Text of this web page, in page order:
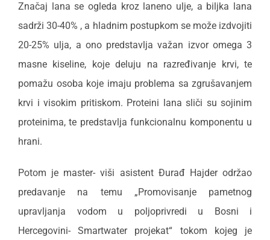
Značaj lana se ogleda kroz laneno ulje, a biljka lana
sadrži 30-40% , a hladnim postupkom se može izdvojiti
20-25% ulja, a ono predstavlja važan izvor omega 3
masne kiseline, koje deluju na razređivanje krvi, te
pomažu osoba koje imaju problema sa zgrušavanjem
krvi i visokim pritiskom. Proteini lana sliči su sojinim
proteinima, te predstavlja funkcionalnu komponentu u
hrani.
Potom je master- viši asistent Đurađ Hajder održao
predavanje na temu „Promovisanje pametnog
upravljanja vodom u poljoprivredi u Bosni i
Hercegovini- Smartwater projekat“ tokom kojeg je